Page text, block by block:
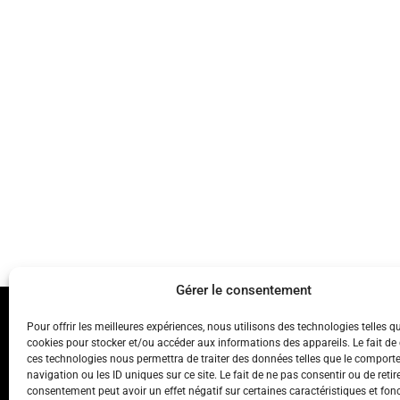
Gérer le consentement
Pour offrir les meilleures expériences, nous utilisons des technologies telles
cookies pour stocker et/ou accéder aux informations des appareils. Le fait de
ces technologies nous permettra de traiter des données telles que le
navigation ou les ID uniques sur ce site. Le fait de ne pas consentir ou de
consentement peut avoir un effet négatif sur certaines caractéristiques et
© 2024
Création du site web :
gmdconsulting.fr
TERRES